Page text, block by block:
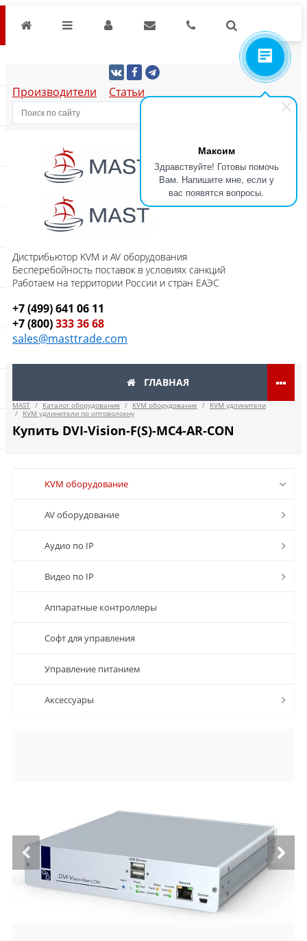
Максим
Здравствуйте! Готовы помочь
Вам. Напишите мне, если у
вас появятся вопросы.
Производители Статьи
Дистрибьютор KVM и AV оборудования
Бесперебойность поставок в условиях санкций
Работаем на территории России и стран ЕАЭС
+7 (499) 641 06 11
+7 (800)333 36 68
sales@masttrade.com
ГЛАВНАЯ
MAST / Каталог оборудования / KVM оборудование /
KVM удлинители
/
KVM удлинители по оптоволокну
Купить DVI-Vision-F(S)-MC4-AR-CON
KVM оборудование
AV оборудование
Аудио по IP
Видео по IP
Аппаратные контроллеры
Софт для управления
Управление питанием
Аксессуары